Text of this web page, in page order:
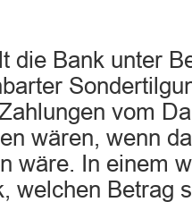
die Bank unter
vom
wären, wenn
wäre. In einem
welchen Betrag